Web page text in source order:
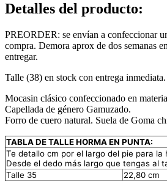
Detalles del producto:
PREORDER: se envían a confeccionar
compra. Demora aprox de dos semanas
entregar.
Talle (38) en stock con entrega inmediata.
Mocasin clásico confeccionado en
Capellada de género Gamuzado.
Forro de cuero natural. Suela de Goma
TABLA DE TALLE HORMA EN PUNTA:
Te detallo cm por el largo del pie para la
Desde el dedo más largo que tengas al
Talle 35
22,80 cm